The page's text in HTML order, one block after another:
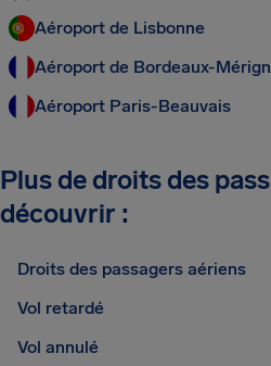
Aéroport de Lisbonne
Aéroport de Bordeaux-
Aéroport Paris-Beauvais
Plus de droits des
découvrir :
Droits des passagers aériens
Vol retardé
Vol annulé